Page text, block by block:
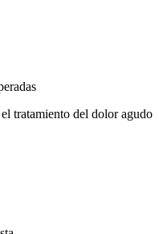
tratamiento del dolor agudo